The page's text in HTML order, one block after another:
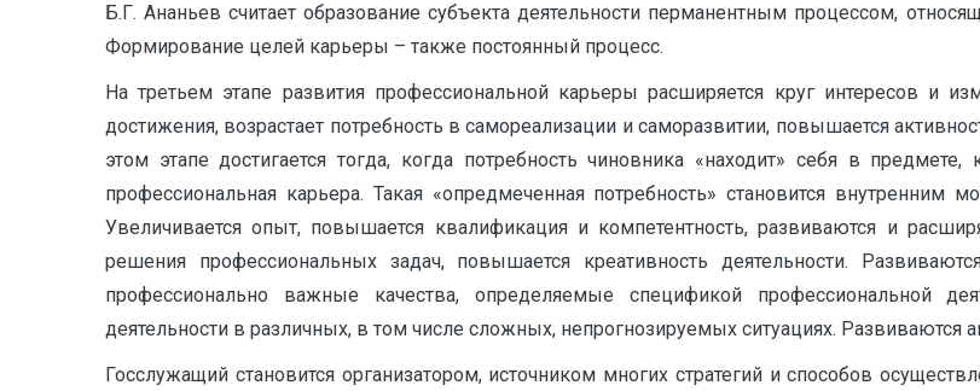
Б.Г. Ананьев считает образование субъекта деятельности перманентным процессом,
Формирование целей карьеры – также постоянный процесс.
На третьем этапе развития профессиональной карьеры расширяется круг интересов и
достижения, возрастает потребность в самореализации и саморазвитии, повышается
этом этапе достигается тогда, когда потребность чиновника «находит» себя в
профессиональная карьера. Такая «опредмеченная потребность» становится внутренним
Увеличивается опыт, повышается квалификация и компетентность, развиваются и
решения профессиональных задач, повышается креативность деятельности.
профессионально важные качества, определяемые спецификой профессиональной
деятельности в различных, в том числе сложных, непрогнозируемых ситуациях. Развиваются
Госслужащий становится организатором, источником многих стратегий и способов